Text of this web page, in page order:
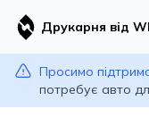
Друкарня від
Просимо
потребує авто